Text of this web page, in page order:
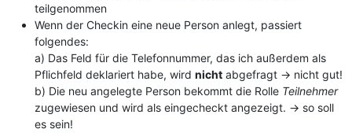
teilgenommen
Wenn der Checkin eine neue Person anlegt, passiert
folgendes:
a) Das Feld für die Telefonnummer, das ich außerdem als
Pflichfeld deklariert habe, wird nicht abgefragt -> nicht gut!
b) Die neu angelegte Person bekommt die Rolle Teilnehmer
zugewiesen und wird als eingecheckt angezeigt. -> so soll
es sein!